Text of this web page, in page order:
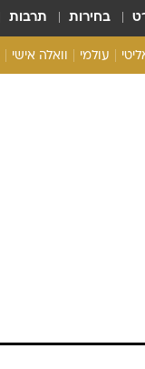
בחירות תרבות
עולמי וואלה אישי